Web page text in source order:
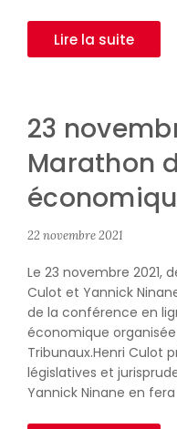
Lire la suite
23
Marathon
22 novembre 2021
Le 23 novembre 2021,
Culot et Yannick
de la conférence en
économique
Tribunaux.Henri Culot
législatives et
Yannick Ninane en